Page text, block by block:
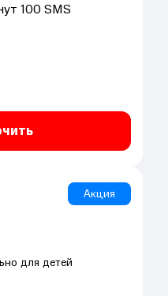
100SMS
Акция
для детей